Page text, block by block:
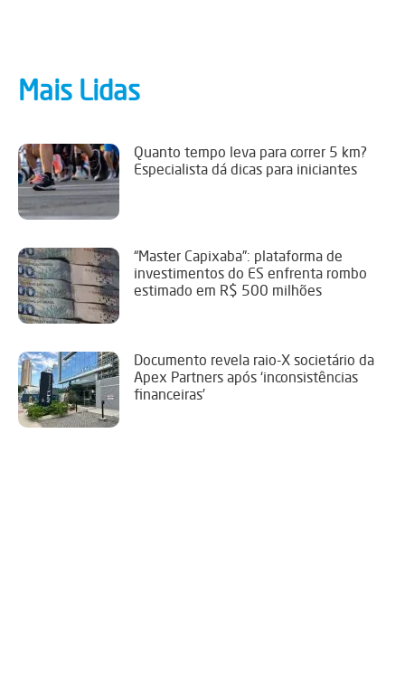
Mais Lidas
Quanto tempo leva para correr 5 km?
Especialista dá dicas para iniciantes
“Master Capixaba”: plataforma de
investimentos do ES enfrenta rombo
estimado em R$ 500 milhões
Documento revela raio-X societário da
Apex Partners após ‘inconsistências
financeiras’